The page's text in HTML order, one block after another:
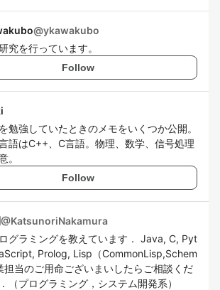
@ykawakubo
究を行っています。
Follow
勉強していたときのメモをいくつか公開。
語はC++、C言語。物理、数学、信号処理
。
Follow
@KatsunoriNakamura
グラミングを教えています． Java, C, Pyt
Prolog, Lisp（CommonLisp,Schem
担当のご用命ございまいしたらご相談くだ
（プログラミング，システム開発系）